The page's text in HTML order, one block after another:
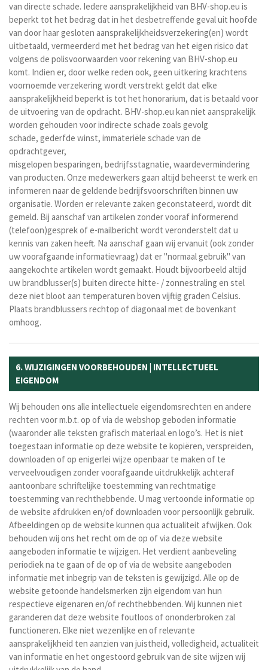
van directe schade. Iedere aansprakelijkheid van BHV-shop.eu is
beperkt tot het bedrag dat in het desbetreffende geval uit hoofde
van door haar gesloten aansprakelijkheidsverzekering(en) wordt
uitbetaald, vermeerderd met het bedrag van het eigen risico dat
volgens de polisvoorwaarden voor rekening van BHV-shop.eu
komt. Indien er, door welke reden ook, geen uitkering krachtens
voornoemde verzekering wordt verstrekt geldt dat elke
aansprakelijkheid beperkt is tot het honorarium, dat is betaald voor
de uitvoering van de opdracht. BHV-shop.eu kan niet aansprakelijk
worden gehouden voor indirecte schade zoals gevolg
schade, gederfde winst, immateriële schade van de
opdrachtgever,
misgelopen besparingen, bedrijfsstagnatie, waardevermindering
van producten. Onze medewerkers gaan altijd beheerst te werk en
informeren naar de geldende bedrijfsvoorschriften binnen uw
organisatie. Worden er relevante zaken geconstateerd, wordt dit
gemeld. Bij aanschaf van artikelen zonder vooraf informerend
(telefoon)gesprek of e-mailbericht wordt veronderstelt dat u
kennis van zaken heeft. Na aanschaf gaan wij ervanuit (ook zonder
uw voorafgaande informatievraag) dat er "normaal gebruik" van
aangekochte artikelen wordt gemaakt. Houdt bijvoorbeeld altijd
uw brandblusser(s) buiten directe hitte- / zonnestraling en stel
deze niet bloot aan temperaturen boven vijftig graden Celsius.
Plaats brandblussers rechtop of diagonaal met de bovenkant
omhoog.
6. WIJZIGINGEN VOORBEHOUDEN | INTELLECTUEEL
EIGENDOM
Wij behouden ons alle intellectuele eigendomsrechten en andere
rechten voor m.b.t. op of via de webshop geboden informatie
(waaronder alle teksten grafisch materiaal en logo’s. Het is niet
toegestaan informatie op deze website te kopiëren, verspreiden,
downloaden of op enigerlei wijze openbaar te maken of te
verveelvoudigen zonder voorafgaande uitdrukkelijk achteraf
aantoonbare schriftelijke toestemming van rechtmatige
toestemming van rechthebbende. U mag vertoonde informatie op
de website afdrukken en/of downloaden voor persoonlijk gebruik.
Afbeeldingen op de website kunnen qua actualiteit afwijken. Ook
behouden wij ons het recht om de op of via deze website
aangeboden informatie te wijzigen. Het verdient aanbeveling
periodiek na te gaan of de op of via de website aangeboden
informatie met inbegrip van de teksten is gewijzigd. Alle op de
website getoonde handelsmerken zijn eigendom van hun
respectieve eigenaren en/of rechthebbenden. Wij kunnen niet
garanderen dat deze website foutloos of ononderbroken zal
functioneren. Elke niet wezenlijke en of relevante
aansprakelijkheid ten aanzien van juistheid, volledigheid, actualiteit
van informatie en het ongestoord gebruik van de site wijzen wij